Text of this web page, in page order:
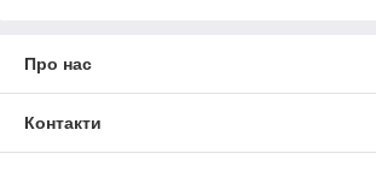
Про нас
Контакти